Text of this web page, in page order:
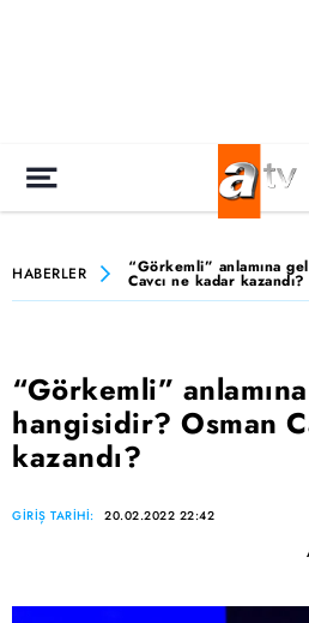
HABERLER “Görkemli” anlamına
Cavcı ne kadar kazandı?
“Görkemli”
hangisidir? Osman
kazandı?
GİRİŞ TARİHİ: 20.02.2022 22:42